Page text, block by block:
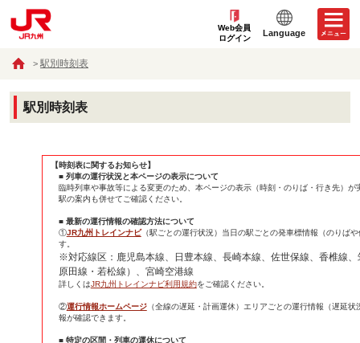
Web会員
ログイン
Language
駅別時刻表
駅別時刻表
【時刻表に関するお知らせ】
■ 列車の運行状況と本ページの表示について
臨時列車や事故等による変更のため、本ページの表示（時刻・のりば・行き先）
駅の案内も併せてご確認ください。
■ 最新の運行情報の確認方法について
①JR九州トレインナビ（駅ごとの運行状況）当日の駅ごとの発車標情報（のりば
す。
※対応線区：鹿児島本線、日豊本線、長崎本線、佐世保線、香椎線
原田線・若松線）、宮崎空港線
詳しくはJR九州トレインナビ利用規約をご確認ください。
②運行情報ホームページ（全線の遅延・計画運休）エリアごとの運行情報（遅延
報が確認できます。
■ 特定の区間・列車の運休について